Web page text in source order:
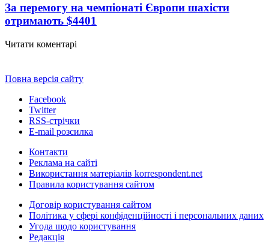
За перемогу на чемпіонаті Європи шахісти
отримають $4401
Читати коментарі
Повна версія сайту
Facebook
Twitter
RSS-стрічки
E-mail розсилка
Контакти
Реклама на сайті
Використання матеріалів korrespondent.net
Правила користування сайтом
Договір користування сайтом
Політика у сфері конфіденційності і персональних даних
Угода щодо користування
Редакція